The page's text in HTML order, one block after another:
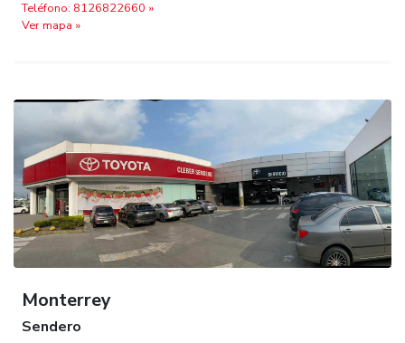
Teléfono: 8126822660 »
Ver mapa »
Monterrey
Sendero